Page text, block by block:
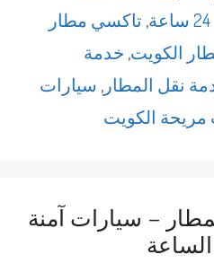
, تاكسي مطار
الكويت, خدمة
نقل المطار , سيارات
مريحة الكويت
– سيارات آمنة